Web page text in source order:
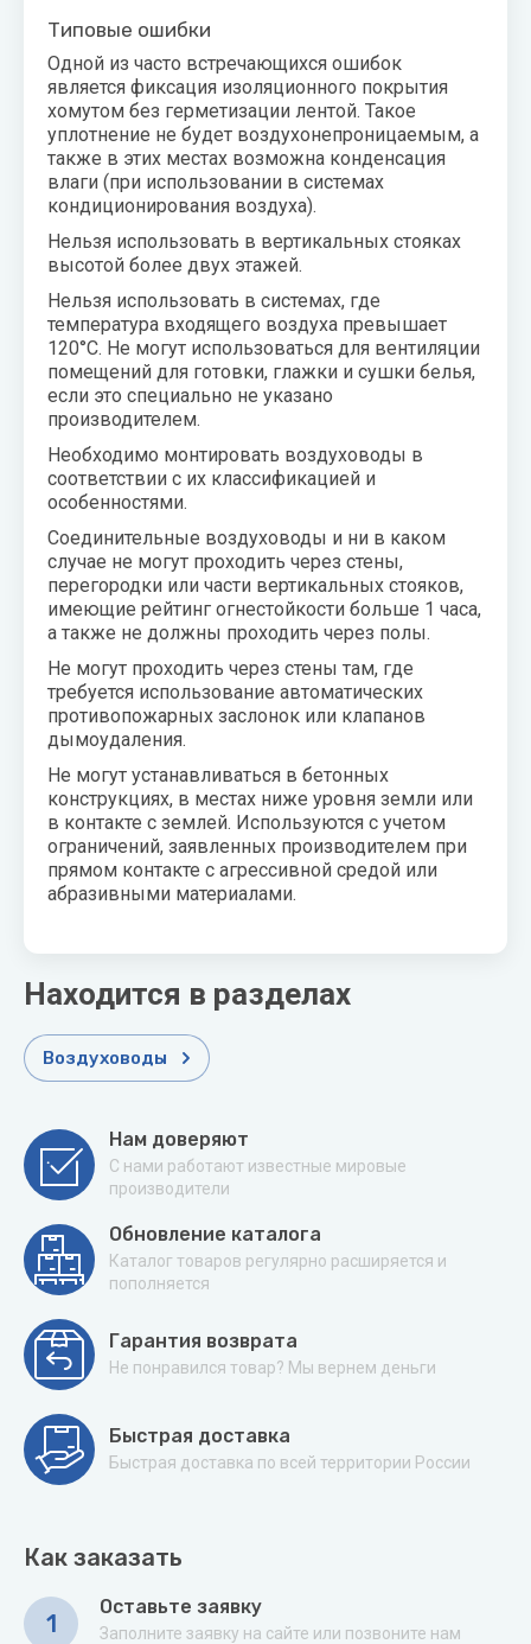
Типовые ошибки
Одной из часто встречающихся ошибок
является фиксация изоляционного покрытия
хомутом без герметизации лентой. Такое
уплотнение не будет воздухонепроницаемым, а
также в этих местах возможна конденсация
влаги (при использовании в системах
кондиционирования воздуха).
Нельзя использовать в вертикальных стояках
высотой более двух этажей.
Нельзя использовать в системах, где
температура входящего воздуха превышает
120°С. Не могут использоваться для вентиляции
помещений для готовки, глажки и сушки белья,
если это специально не указано
производителем.
Необходимо монтировать воздуховоды в
соответствии с их классификацией и
особенностями.
Соединительные воздуховоды и ни в каком
случае не могут проходить через стены,
перегородки или части вертикальных стояков,
имеющие рейтинг огнестойкости больше 1 часа,
а также не должны проходить через полы.
Не могут проходить через стены там, где
требуется использование автоматических
противопожарных заслонок или клапанов
дымоудаления.
Не могут устанавливаться в бетонных
конструкциях, в местах ниже уровня земли или
в контакте с землей. Используются с учетом
ограничений, заявленных производителем при
прямом контакте с агрессивной средой или
абразивными материалами.
Находится в разделах
Воздуховоды
Нам доверяют
С нами работают известные мировые
производители
Обновление каталога
Каталог товаров регулярно расширяется и
пополняется
Гарантия возврата
Не понравился товар? Мы вернем деньги
Быстрая доставка
Быстрая доставка по всей территории России
Как заказать
1
Оставьте заявку
Заполните заявку на сайте или позвоните нам